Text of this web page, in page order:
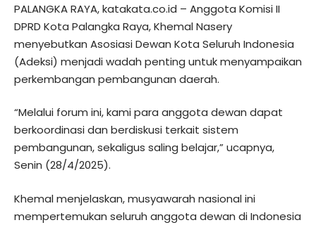
PALANGKA RAYA, katakata.co.id – Anggota Komisi II
DPRD Kota Palangka Raya, Khemal Nasery
menyebutkan Asosiasi Dewan Kota Seluruh Indonesia
(Adeksi) menjadi wadah penting untuk menyampaikan
perkembangan pembangunan daerah.
“Melalui forum ini, kami para anggota dewan dapat
berkoordinasi dan berdiskusi terkait sistem
pembangunan, sekaligus saling belajar,” ucapnya,
Senin (28/4/2025).
Khemal menjelaskan, musyawarah nasional ini
mempertemukan seluruh anggota dewan di Indonesia